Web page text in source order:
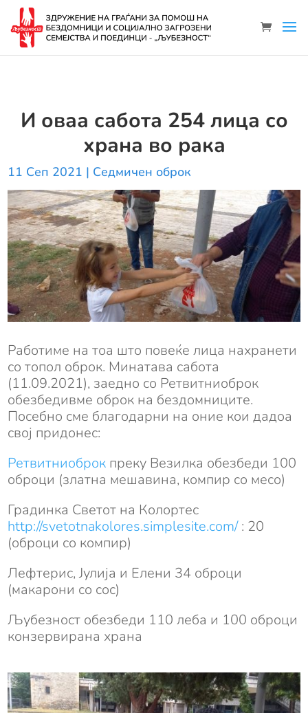
И оваа сабота 254 лица со
храна во рака
11 Сеп 2021 | Седмичен оброк
Работиме на тоа што повеќе лица нахранети
со топол оброк. Минатава сабота
(11.09.2021), заедно со Ретвитниоброк
обезбедивме оброк на бездомниците.
Посебно сме благодарни на оние кои дадоа
свој придонес:
Ретвитниоброк преку Везилка обезбеди 100
оброци (златна мешавина, компир со месо)
Градинка Светот на Колортес
http://svetotnakolores.simplesite.com/: 20
(оброци со компир)
Лефтерис, Јулија и Елени 34 оброци
(макарони со сос)
Љубезност обезбеди 110 леба и 100 оброци
конзервирана храна